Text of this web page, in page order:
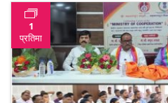
1
प्रतिमा